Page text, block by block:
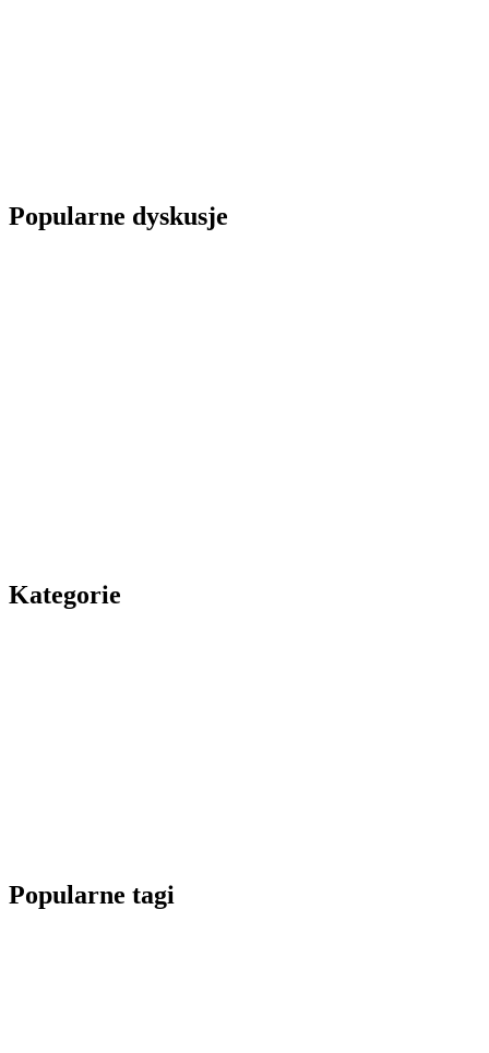
Popularne dyskusje
Kategorie
Popularne tagi